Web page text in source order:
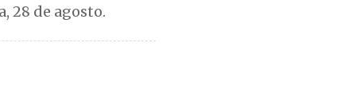
28 de agosto.